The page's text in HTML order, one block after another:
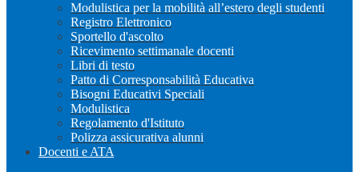
Modulistica per la mobilità all’estero degli studenti
Registro Elettronico
Sportello d'ascolto
Ricevimento settimanale docenti
Libri di testo
Patto di Corresponsabilità Educativa
Bisogni Educativi Speciali
Modulistica
Regolamento d'Istituto
Polizza assicurativa alunni
Docenti e ATA